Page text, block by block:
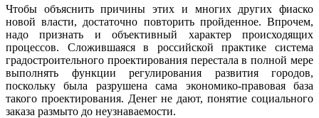
Чтобы объяснить причины этих и многих других фиаско
новой власти, достаточно повторить пройденное. Впрочем,
надо признать и объективный характер происходящих
процессов. Сложившаяся в российской практике система
градостроительного проектирования перестала в полной мере
выполнять функции регулирования развития городов,
поскольку была разрушена сама экономико-правовая база
такого проектирования. Денег не дают, понятие социального
заказа размыто до неузнаваемости.